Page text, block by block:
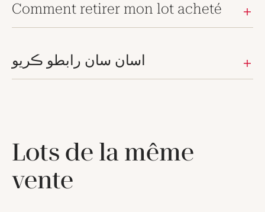
Comment retirer mon lot acheté
اسان سان رابطو ڪريو
Lots de la même
vente